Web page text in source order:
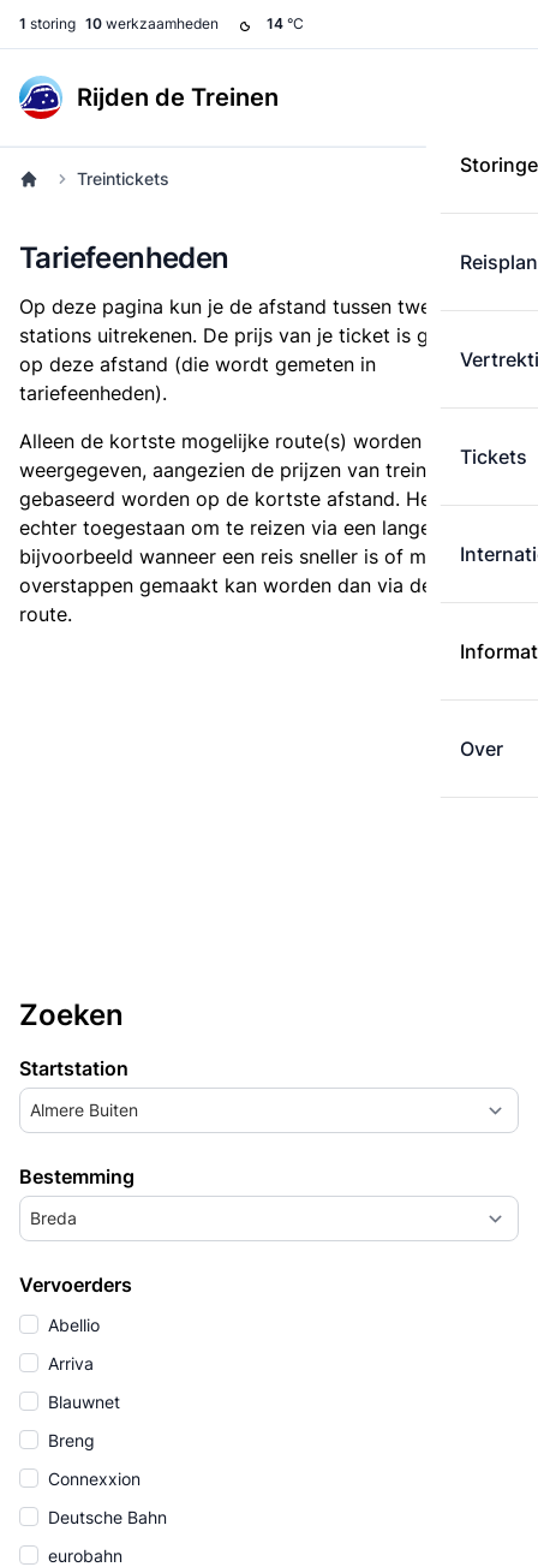
1 storing 10 werkzaamheden 14 °C
Rijden de Treinen
Tickets
Over
Treintickets
Tariefeenheden
Op deze pagina kun je de afstand tussen twee
stations uitrekenen. De prijs van je ticket is gebaseerd
op deze afstand (die wordt gemeten in
tariefeenheden).
Alleen de kortste mogelijke route(s) worden
weergegeven, aangezien de prijzen van treintickets
gebaseerd worden op de kortste afstand. Het is
echter toegestaan om te reizen via een langere route,
bijvoorbeeld wanneer een reis sneller is of met minder
overstappen gemaakt kan worden dan via de kortste
route.
Zoeken
Startstation
Almere Buiten
Bestemming
Breda
Vervoerders
Abellio
Arriva
Blauwnet
Breng
Connexxion
Deutsche Bahn
eurobahn